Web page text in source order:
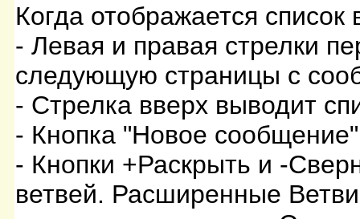
Когда отображается список
- Левая и правая стрелки
следующую страницы с
- Стрелка вверх выводит
- Кнопка "Новое
- Кнопки +Раскрыть и -
ветвей. Расширенные